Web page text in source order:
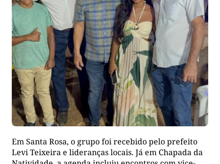
Em Santa Rosa, o grupo foi recebido pelo prefeito
Levi Teixeira e lideranças locais. Já em Chapada da